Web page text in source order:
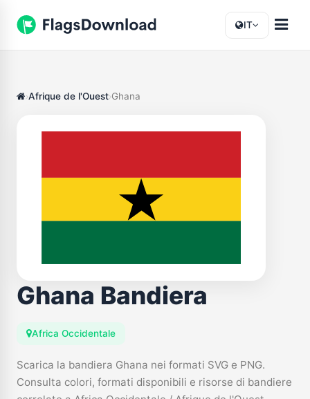
IT
Afrique de l'Ouest Ghana
Ghana Bandiera
Africa Occidentale
Scarica la bandiera Ghana nei formati SVG e PNG.
Consulta colori, formati disponibili e risorse di bandiere